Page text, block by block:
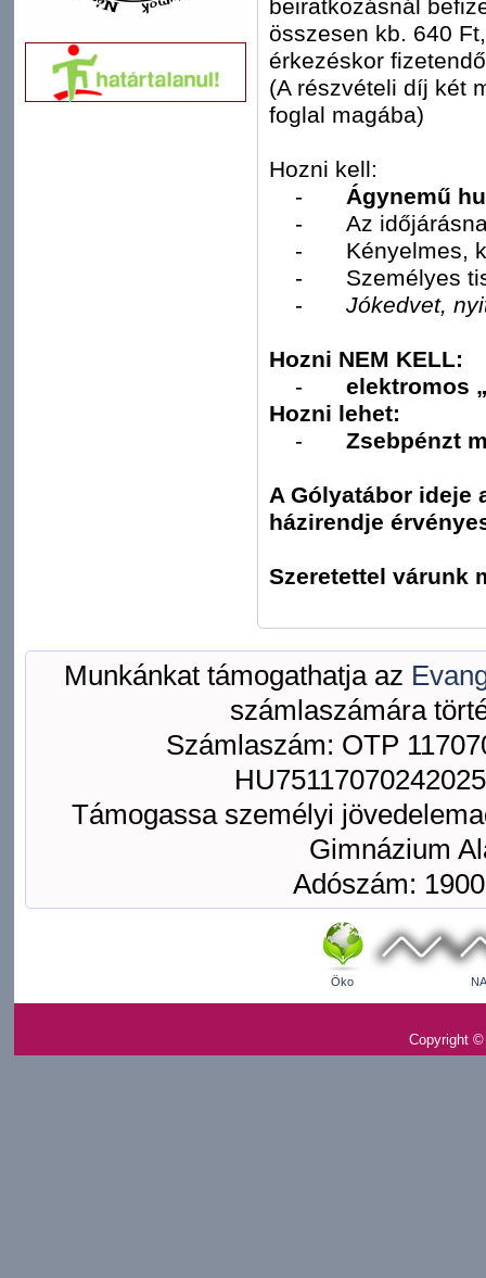
beiratkozásnál
összesen kb. 640
érkezéskor
(A részvételi díj két
foglal magába)
Hozni kell:
-
Ágynemű
-
Az
-
Kényelmes,
-
Személyes
-
Jókedvet,
Hozni NEM KELL:
-
elektromos
Hozni lehet:
-
Zsebpénzt
A Gólyatábor ideje
házirendje
Szeretettel
Munkánkat támogathatja az
számlaszámára
Számlaszám: OTP
Támogassa személyi
Gimnázium
Adószám:
Öko
Copyright